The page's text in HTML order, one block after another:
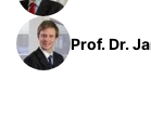
Prof. Dr.